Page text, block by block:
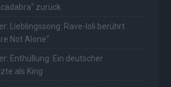
zurück
Lieblingssong: Rave-Ioli berührt
Not Alone“
Enthüllung: Ein deutscher
als King